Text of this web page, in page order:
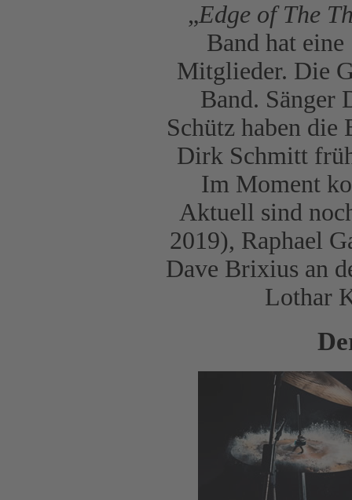
„Edge of The
Band hat
Mitglieder. Die
Band. Sänger
Schütz haben die
Dirk Schmitt
Im Moment
Aktuell sind
2019), Raphael
Dave Brixius an
Lothar